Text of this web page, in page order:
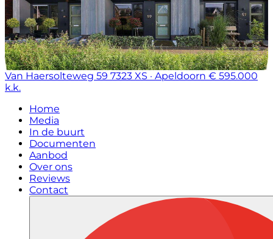
Van Haersolteweg 59 7323 XS · Apeldoorn € 595.000
k.k.
Home
Media
In de buurt
Documenten
Aanbod
Over ons
Reviews
Contact